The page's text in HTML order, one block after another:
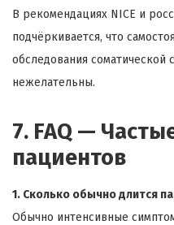
В рекомендациях NICE и
подчёркивается, что
обследования
нежелательны.
7. FAQ —
пациентов
1. Сколько обычно длится
Обычно интенсивные